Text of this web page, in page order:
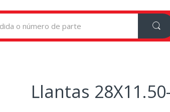
Llantas